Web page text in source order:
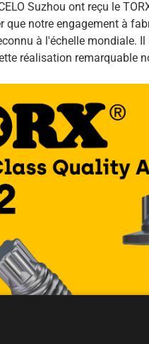
Suzhou ont reçu le
que notre engagement à
à l'échelle mondiale.
réalisation remarquable